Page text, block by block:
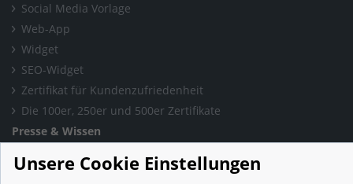
Social Media Vorlage
Web-App
Widget
SEO-Widget
Zertifikat für Kundenzufriedenheit
Die 100er, 250er und 500er Zertifikate
Presse & Wissen
Blog
Unsere Cookie Einstellungen